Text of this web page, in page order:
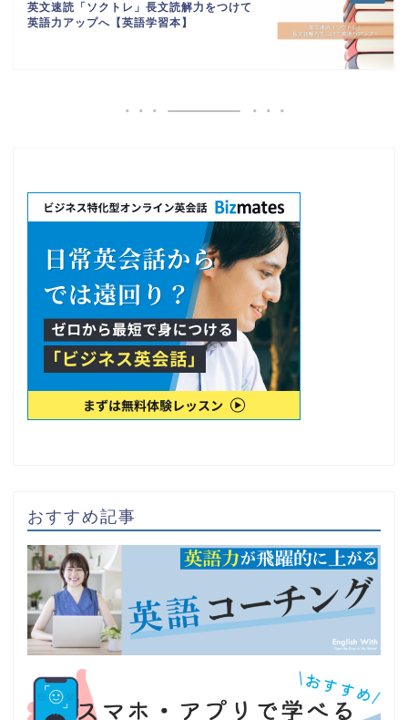
英文速読「ソクトレ」長文読解力をつけて
英語力アップへ【英語学習本】
おすすめ記事